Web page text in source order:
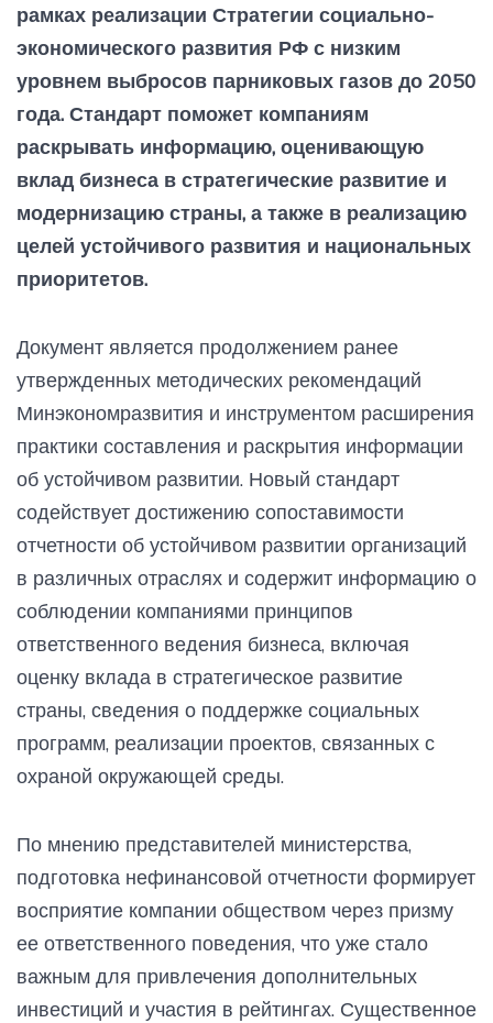
рамках реализации Стратегии социально-
экономического развития РФ с низким
уровнем выбросов парниковых газов до 2050
года. Стандарт поможет компаниям
раскрывать информацию, оценивающую
вклад бизнеса в стратегические развитие и
модернизацию страны, а также в реализацию
целей устойчивого развития и национальных
приоритетов.
Документ является продолжением ранее
утвержденных методических рекомендаций
Минэкономразвития и инструментом расширения
практики составления и раскрытия информации
об устойчивом развитии. Новый стандарт
содействует достижению сопоставимости
отчетности об устойчивом развитии организаций
в различных отраслях и содержит информацию о
соблюдении компаниями принципов
ответственного ведения бизнеса, включая
оценку вклада в стратегическое развитие
страны, сведения о поддержке социальных
программ, реализации проектов, связанных с
охраной окружающей среды.
По мнению представителей министерства,
подготовка нефинансовой отчетности формирует
восприятие компании обществом через призму
ее ответственного поведения, что уже стало
важным для привлечения дополнительных
инвестиций и участия в рейтингах. Существенное